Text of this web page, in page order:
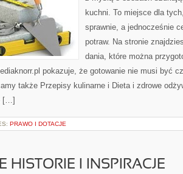
kuchni. To miejsce dla
sprawnie, a jednocześnie
potraw. Na stronie
dania, które można
pokazuje, że gotowanie nie musi być
także Przepisy kulinarne i Dieta i zdrowe
[…]
PRAWO I DOTACJE
HISTORIE I INSPIRACJE